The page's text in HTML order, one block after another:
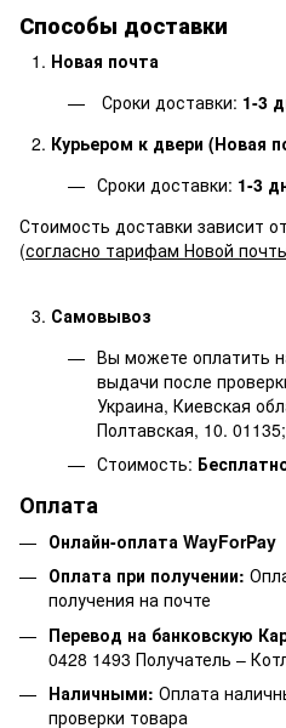
Способы доставки
Новая почта
Сроки доставки: 1-3
Курьером к двери (Новая
Сроки доставки: 1-3
Стоимость доставки зависит
(согласно тарифам Новой
Самовывоз
Вы можете оплатить
выдачи после
Украина, Киевская
Полтавская, 10. 01135;
Стоимость:
Оплата
Онлайн-оплата WayForPay
Оплата при получении:
получения на почте
Перевод на банковскую
0428 1493 Получатель –
Наличными: Оплата
проверки товара